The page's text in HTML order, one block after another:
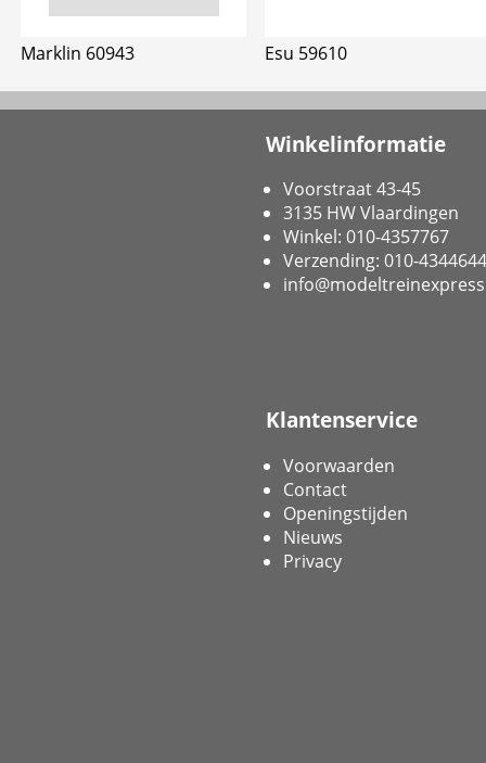
Marklin 60943 Esu 59610
Winkelinformatie
Voorstraat 43-45
3135 HW Vlaardingen
Winkel: 010-4357767
Verzending: 010-4344644
Klantenservice
Voorwaarden
Contact
Openingstijden
Nieuws
Privacy